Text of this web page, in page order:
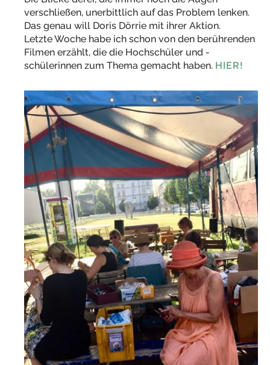
verschließen, unerbittlich auf das Problem lenken.
Das genau will Doris Dörrie mit ihrer Aktion.
Letzte Woche habe ich schon von den berührenden
Filmen erzählt, die die Hochschüler und -
schülerinnen zum Thema gemacht haben. HIER!